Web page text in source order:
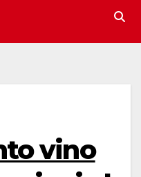
vino